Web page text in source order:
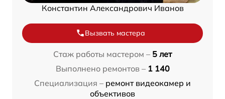
Константин Александрович Иванов
Вызвать мастера
Стаж работы мастером – 5 лет
Выполнено ремонтов – 1 140
Специализация – ремонт видеокамер и
объективов